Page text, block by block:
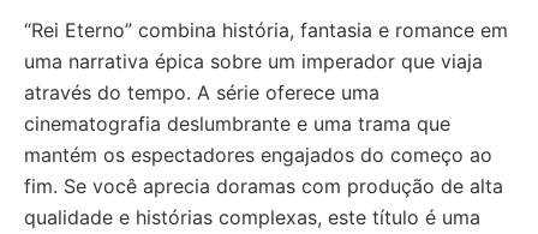
“Rei Eterno” combina história, fantasia e romance em
uma narrativa épica sobre um imperador que viaja
através do tempo. A série oferece uma
cinematografia deslumbrante e uma trama que
mantém os espectadores engajados do começo ao
fim. Se você aprecia doramas com produção de alta
qualidade e histórias complexas, este título é uma